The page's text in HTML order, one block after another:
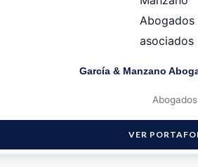
García & Manzano
Abogados
VER